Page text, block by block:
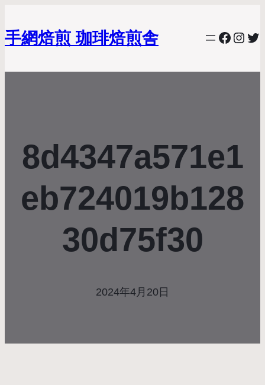
手網焙煎 珈琲焙煎舎
8d4347a571e1
eb724019b128
30d75f30
2024年4月20日